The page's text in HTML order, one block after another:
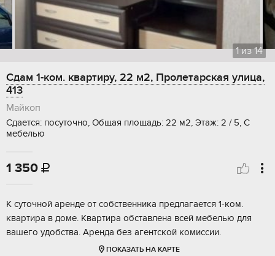
1из14
Сдам 1-ком. квартиру, 22 м2, Пролетарская улица,
413
Майкоп
Сдается: посуточно, Общая площадь: 22 м2, Этаж: 2 / 5, С
мебелью
1 350 
К суточной аренде от собственника предлагается 1-ком.
квартира в доме. Квартира обставлена всей мебелью для
вашего удобства. Аренда без агентской комиссии.
ПОКАЗАТЬ НА КАРТЕ